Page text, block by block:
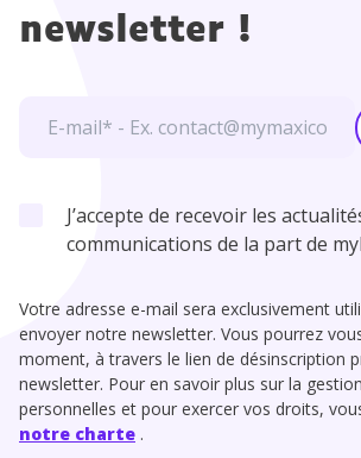
newsletter !
J’accepte de recevoir les
communications de la part de
Votre adresse e-mail sera exclusivement
envoyer notre newsletter. Vous pourrez
moment, à travers le lien de désinscription
newsletter. Pour en savoir plus sur la
personnelles et pour exercer vos droits,
notre charte .